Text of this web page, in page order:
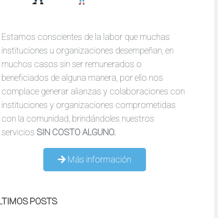
Estamos conscientes de la labor que muchas
instituciones u organizaciones desempeñan, en
muchos casos sin ser remunerados o
beneficiados de alguna manera, por ello nos
complace generar alianzas y colaboraciones con
instituciones y organizaciones comprometidas
con la comunidad, brindándoles nuestros
servicios SIN COSTO ALGUNO.
Más información
POSTS